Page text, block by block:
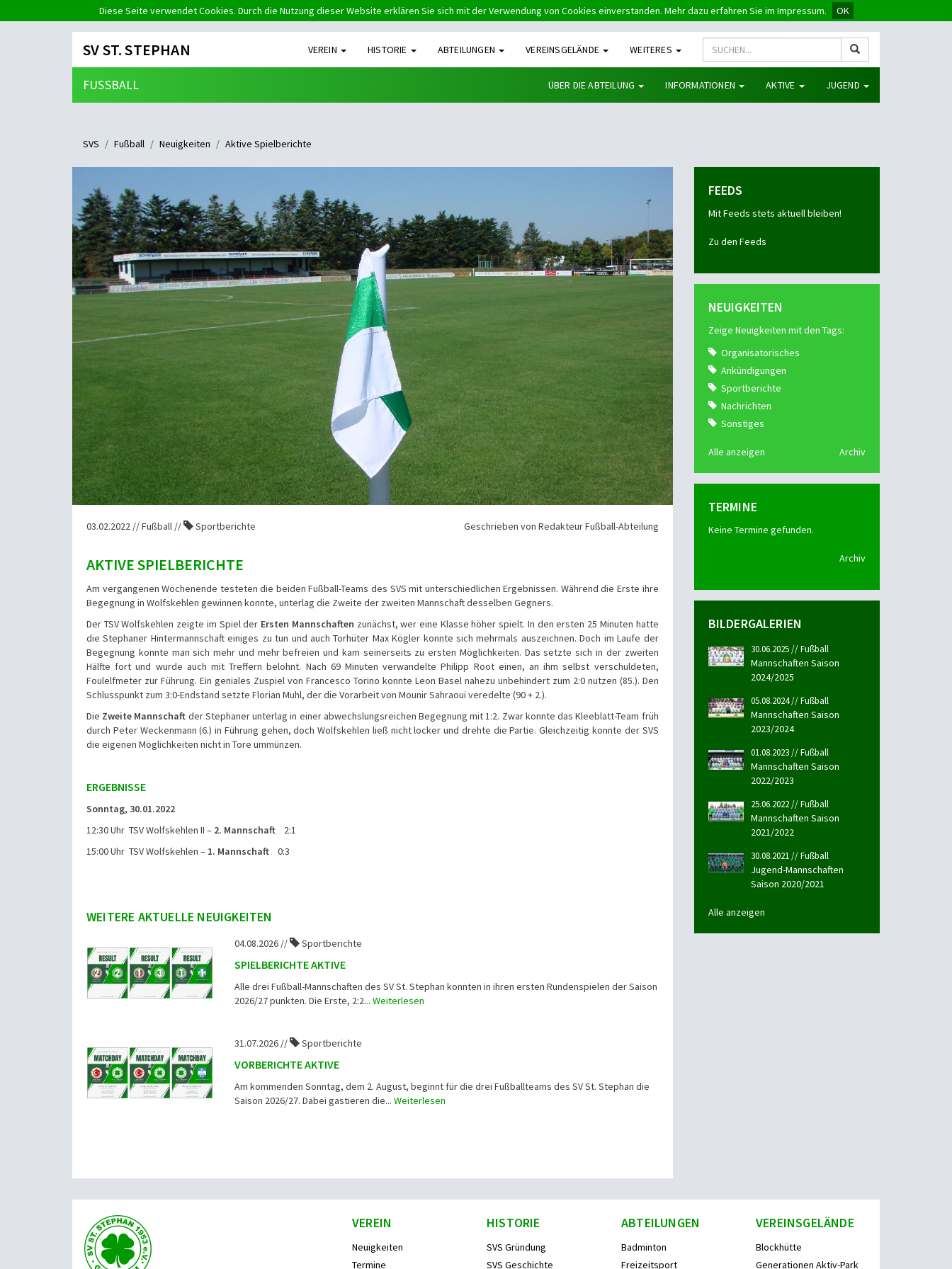
Diese Seite verwendet Cookies. Durch die Nutzung dieser Website erklären Sie sich mit der Verwendung von Cookies einverstanden. Mehr dazu erfahren Sie im Impressum. OK
SV ST. STEPHAN VEREIN HISTORIE ABTEILUNGEN VEREINSGELÄNDE WEITERES
FUSSBALL ÜBER DIE ABTEILUNG INFORMATIONEN AKTIVE JUGEND
SVS Fußball Neuigkeiten Aktive Spielberichte
03.02.2022 // Fußball // Sportberichte Geschrieben von Redakteur Fußball-Abteilung
AKTIVE SPIELBERICHTE
Am vergangenen Wochenende testeten die beiden Fußball-Teams des SVS mit unterschiedlichen Ergebnissen. Während die Erste ihre
Begegnung in Wolfskehlen gewinnen konnte, unterlag die Zweite der zweiten Mannschaft desselben Gegners.
Der TSV Wolfskehlen zeigte im Spiel der Ersten Mannschaften zunächst, wer eine Klasse höher spielt. In den ersten 25 Minuten hatte
die Stephaner Hintermannschaft einiges zu tun und auch Torhüter Max Kögler konnte sich mehrmals auszeichnen. Doch im Laufe der
Begegnung konnte man sich mehr und mehr befreien und kam seinerseits zu ersten Möglichkeiten. Das setzte sich in der zweiten
Hälfte fort und wurde auch mit Treffern belohnt. Nach 69 Minuten verwandelte Philipp Root einen, an ihm selbst verschuldeten,
Foulelfmeter zur Führung. Ein geniales Zuspiel von Francesco Torino konnte Leon Basel nahezu unbehindert zum 2:0 nutzen (85.). Den
Schlusspunkt zum 3:0-Endstand setzte Florian Muhl, der die Vorarbeit von Mounir Sahraoui veredelte (90 + 2.).
Die Zweite Mannschaft der Stephaner unterlag in einer abwechslungsreichen Begegnung mit 1:2. Zwar konnte das Kleeblatt-Team früh
durch Peter Weckenmann (6.) in Führung gehen, doch Wolfskehlen ließ nicht locker und drehte die Partie. Gleichzeitig konnte der SVS
die eigenen Möglichkeiten nicht in Tore ummünzen.
ERGEBNISSE
Sonntag, 30.01.2022
12:30 Uhr TSV Wolfskehlen II – 2. Mannschaft 2:1
15:00 Uhr TSV Wolfskehlen – 1. Mannschaft 0:3
WEITERE AKTUELLE NEUIGKEITEN
04.08.2026 // Sportberichte
SPIELBERICHTE AKTIVE
Alle drei Fußball-Mannschaften des SV St. Stephan konnten in ihren ersten Rundenspielen der Saison
2026/27 punkten. Die Erste, 2:2...Weiterlesen
31.07.2026 // Sportberichte
VORBERICHTE AKTIVE
Am kommenden Sonntag, dem 2. August, beginnt für die drei Fußballteams des SV St. Stephan die
Saison 2026/27. Dabei gastieren die...Weiterlesen
FEEDS
Mit Feeds stets aktuell bleiben!
Zu den Feeds
NEUIGKEITEN
Zeige Neuigkeiten mit den Tags:
Organisatorisches
Ankündigungen
Sportberichte
Nachrichten
Sonstiges
Alle anzeigen Archiv
TERMINE
Keine Termine gefunden.
Archiv
BILDERGALERIEN
30.06.2025 // Fußball
Mannschaften Saison
2024/2025
05.08.2024 // Fußball
Mannschaften Saison
2023/2024
01.08.2023 // Fußball
Mannschaften Saison
2022/2023
25.06.2022 // Fußball
Mannschaften Saison
2021/2022
30.08.2021 // Fußball
Jugend-Mannschaften
Saison 2020/2021
Alle anzeigen
VEREIN
Neuigkeiten
Termine
HISTORIE
SVS Gründung
SVS Geschichte
ABTEILUNGEN
Badminton
Freizeitsport
VEREINSGELÄNDE
Blockhütte
Generationen Aktiv-Park